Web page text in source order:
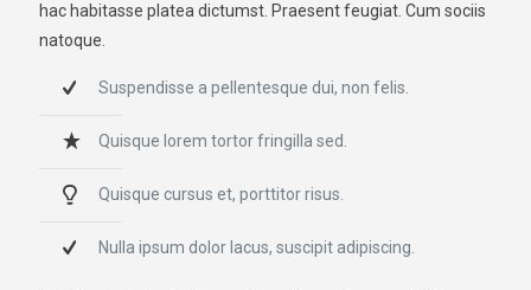
hac habitasse platea dictumst. Praesent feugiat. Cum sociis
natoque.
Suspendisse a pellentesque dui, non felis.
Quisque lorem tortor fringilla sed.
Quisque cursus et, porttitor risus.
Nulla ipsum dolor lacus, suscipit adipiscing.